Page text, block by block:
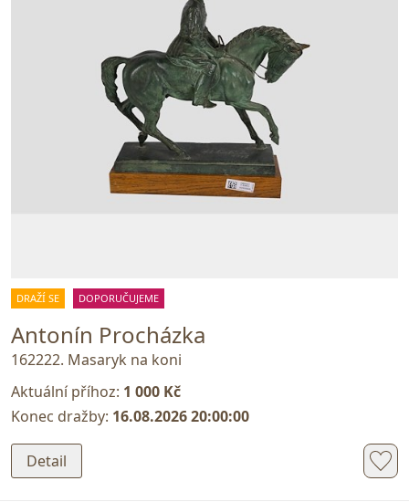
DRAŽÍ SE DOPORUČUJEME
Antonín Procházka
162222. Masaryk na koni
Aktuální příhoz: 1 000 Kč
Konec dražby: 16.08.2026 20:00:00
Detail